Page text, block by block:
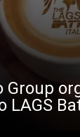
Group
LAGS